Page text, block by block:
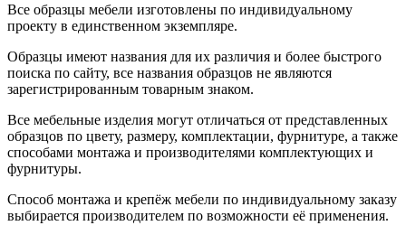
Все образцы мебели изготовлены по индивидуальному
проекту в единственном экземпляре.
Образцы имеют названия для их различия и более быстрого
поиска по сайту, все названия образцов не являются
зарегистрированным товарным знаком.
Все мебельные изделия могут отличаться от представленных
образцов по цвету, размеру, комплектации, фурнитуре, а также
способами монтажа и производителями комплектующих и
фурнитуры.
Способ монтажа и крепёж мебели по индивидуальному заказу
выбирается производителем по возможности её применения.